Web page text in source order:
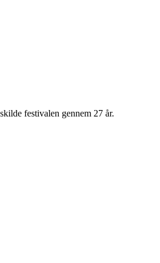
festivalen gennem 27 år.